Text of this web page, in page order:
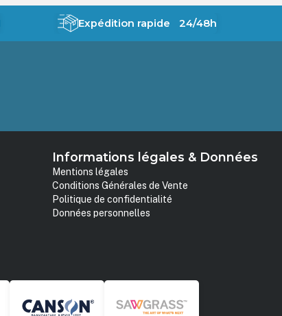
Expédition rapide 24/48h
Informations légales & Données
Mentions légales
Conditions Générales de Vente
Politique de confidentialité
Données personnelles